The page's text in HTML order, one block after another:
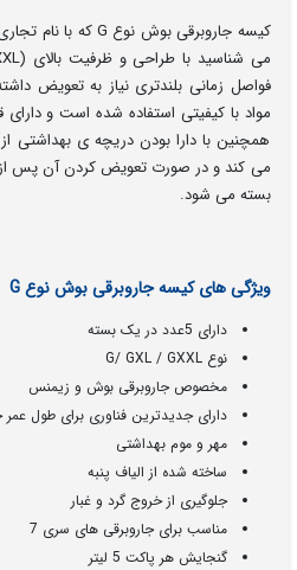
فواصل زمانی بلندتری نیاز به تعویض
مواد با کیفیتی استفاده شده است و دارای
همچنین با دارا بودن دریچه ی بهداشتی
می کند و در صورت تعویض کردن آن پس
بسته می شود.
ویژگی های کیسه جاروبرقی بوش نوع G
دارای 5عدد در یک بسته
نوع G/ GXL / GXXL
مخصوص جاروبرقی بوش و زیمنس
دارای جدیدترین فناوری برای طول عمر
مهر و موم بهداشتی
ساخته شده از الیاف پنبه
جلوگیری از خروج گرد و غبار
مناسب برای جاروبرقی های سری 7
گنجایش هر پاکت 5 لیتر